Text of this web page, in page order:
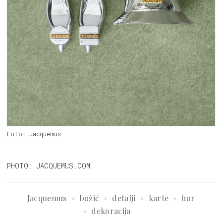
Foto: Jacquemus
PHOTO: JACQUEMUS.COM
Jacquemus božić detalji karte
bor
dekoracija